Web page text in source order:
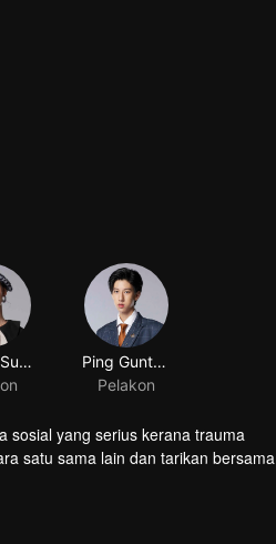
sosial yang serius kerana trauma
satu sama lain dan tarikan bersama